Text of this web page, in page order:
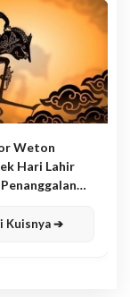
Weton
Hari Lahir
Kuisnya ➔